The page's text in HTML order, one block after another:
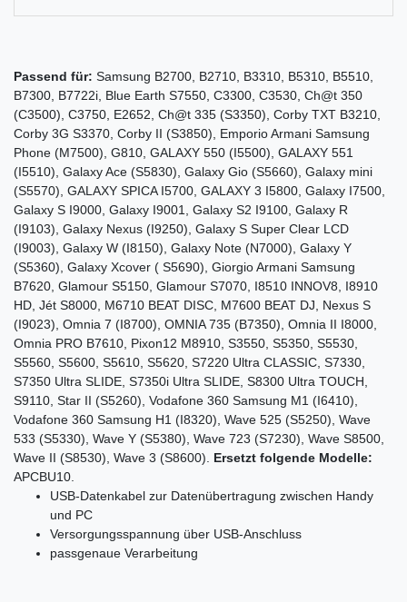
Passend für: Samsung B2700, B2710, B3310, B5310, B5510,
B7300, B7722i, Blue Earth S7550, C3300, C3530, Ch@t 350
(C3500), C3750, E2652, Ch@t 335 (S3350), Corby TXT B3210,
Corby 3G S3370, Corby II (S3850), Emporio Armani Samsung
Phone (M7500), G810, GALAXY 550 (I5500), GALAXY 551
(I5510), Galaxy Ace (S5830), Galaxy Gio (S5660), Galaxy mini
(S5570), GALAXY SPICA I5700, GALAXY 3 I5800, Galaxy I7500,
Galaxy S I9000, Galaxy I9001, Galaxy S2 I9100, Galaxy R
(I9103), Galaxy Nexus (I9250), Galaxy S Super Clear LCD
(I9003), Galaxy W (I8150), Galaxy Note (N7000), Galaxy Y
(S5360), Galaxy Xcover ( S5690), Giorgio Armani Samsung
B7620, Glamour S5150, Glamour S7070, I8510 INNOV8, I8910
HD, Jét S8000, M6710 BEAT DISC, M7600 BEAT DJ, Nexus S
(I9023), Omnia 7 (I8700), OMNIA 735 (B7350), Omnia II I8000,
Omnia PRO B7610, Pixon12 M8910, S3550, S5350, S5530,
S5560, S5600, S5610, S5620, S7220 Ultra CLASSIC, S7330,
S7350 Ultra SLIDE, S7350i Ultra SLIDE, S8300 Ultra TOUCH,
S9110, Star II (S5260), Vodafone 360 Samsung M1 (I6410),
Vodafone 360 Samsung H1 (I8320), Wave 525 (S5250), Wave
533 (S5330), Wave Y (S5380), Wave 723 (S7230), Wave S8500,
Wave II (S8530), Wave 3 (S8600). Ersetzt folgende Modelle:
APCBU10.
USB-Datenkabel zur Datenübertragung zwischen Handy
und PC
Versorgungsspannung über USB-Anschluss
passgenaue Verarbeitung